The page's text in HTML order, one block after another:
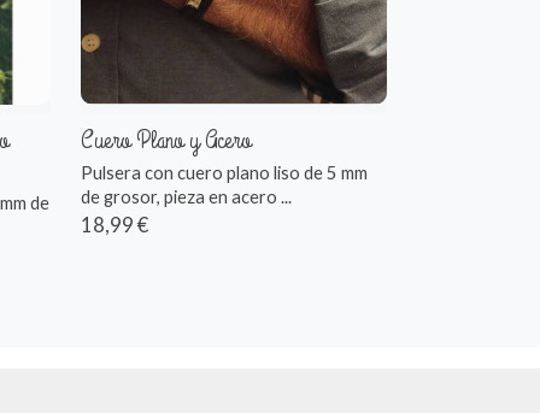
de
Cuero Plano y Acero
Pulsera con cuero plano liso de 5 mm
de grosor, pieza en acero ...
18,99 €